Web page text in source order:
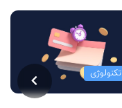
تکنولوژی